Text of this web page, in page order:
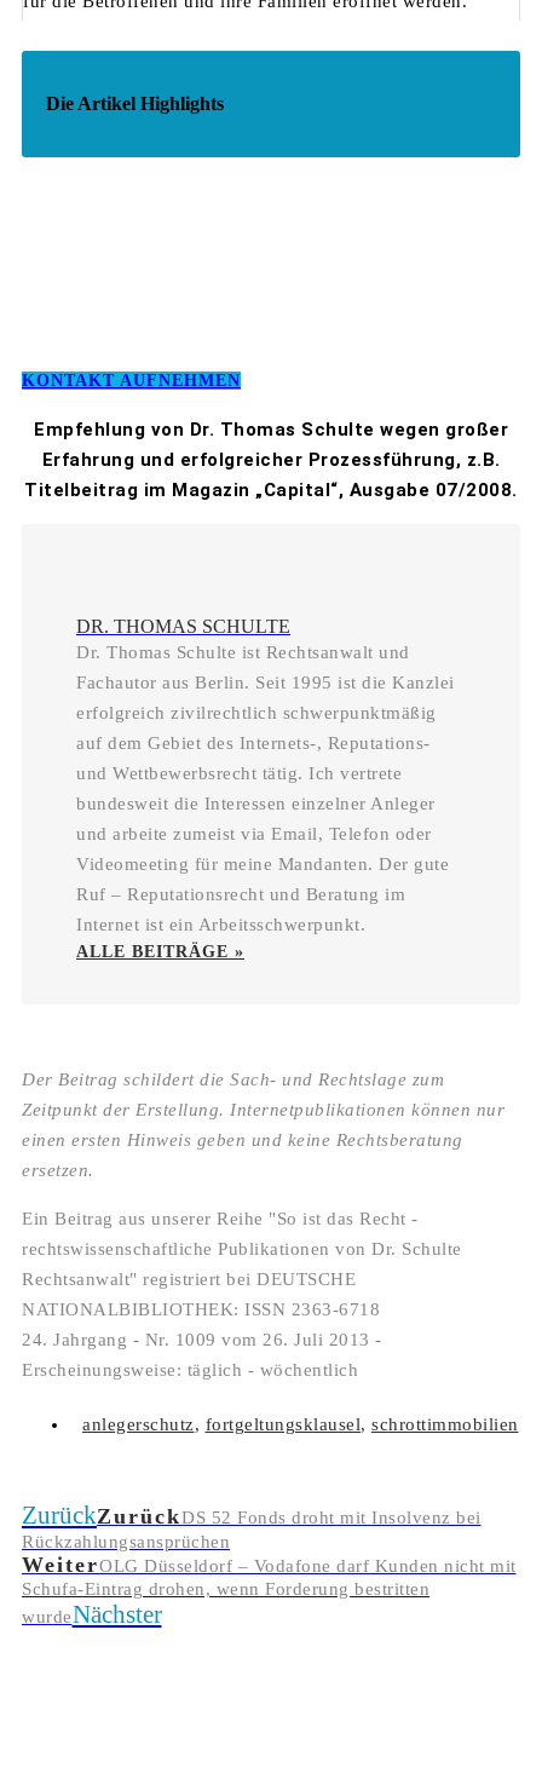
Die Artikel Highlights
KONTAKT AUFNEHMEN
Empfehlung von Dr. Thomas Schulte wegen großer
Erfahrung und erfolgreicher Prozessführung, z.B.
Titelbeitrag im Magazin „Capital“, Ausgabe 07/2008.
DR. THOMAS SCHULTE
Dr. Thomas Schulte ist Rechtsanwalt und
Fachautor aus Berlin. Seit 1995 ist die Kanzlei
erfolgreich zivilrechtlich schwerpunktmäßig
auf dem Gebiet des Internets-, Reputations-
und Wettbewerbsrecht tätig. Ich vertrete
bundesweit die Interessen einzelner Anleger
und arbeite zumeist via Email, Telefon oder
Videomeeting für meine Mandanten. Der gute
Ruf – Reputationsrecht und Beratung im
Internet ist ein Arbeitsschwerpunkt.
ALLE BEITRÄGE »
Der Beitrag schildert die Sach- und Rechtslage zum
Zeitpunkt der Erstellung. Internetpublikationen können nur
einen ersten Hinweis geben und keine Rechtsberatung
ersetzen.
Ein Beitrag aus unserer Reihe "So ist das Recht -
rechtswissenschaftliche Publikationen von Dr. Schulte
Rechtsanwalt" registriert bei DEUTSCHE
NATIONALBIBLIOTHEK: ISSN 2363-6718
24. Jahrgang - Nr. 1009 vom 26. Juli 2013 -
Erscheinungsweise: täglich - wöchentlich
anlegerschutz, fortgeltungsklausel, schrottimmobilien
ZurückZurückDS 52 Fonds droht mit Insolvenz bei
Rückzahlungsansprüchen
WeiterOLG Düsseldorf – Vodafone darf Kunden nicht mit
Schufa-Eintrag drohen, wenn Forderung bestritten
wurdeNächster